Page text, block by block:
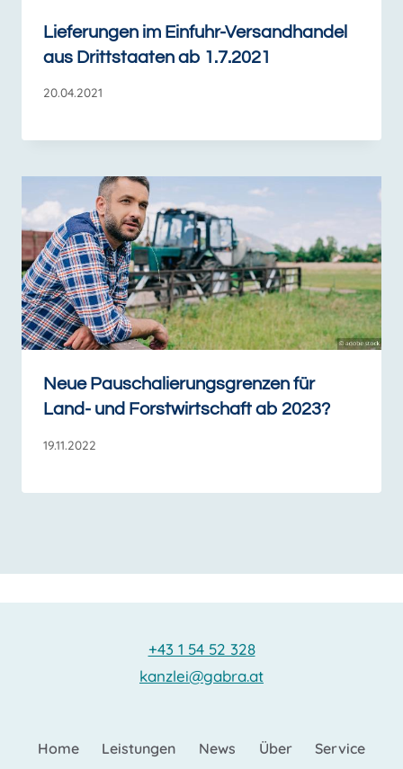
Lieferungen im Einfuhr-Versandhandel
aus Drittstaaten ab 1.7.2021
20.04.2021
Neue Pauschalierungsgrenzen für
Land- und Forstwirtschaft ab 2023?
19.11.2022
+43 1 54 52 328
kanzlei@gabra.at
Home Leistungen News Über Service